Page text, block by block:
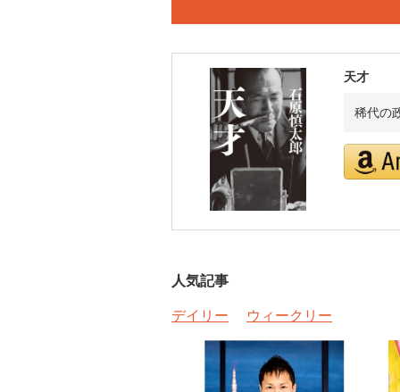
天才
稀代の
人気記事
デイリー
ウィークリー